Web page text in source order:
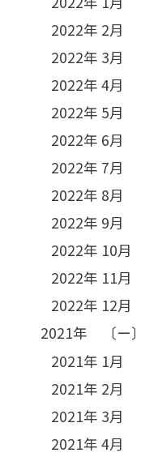
2022年 2月
2022年 3月
2022年 4月
2022年 5月
2022年 6月
2022年 7月
2022年 8月
2022年 9月
2022年 10月
2022年 11月
2022年 12月
2021年 〔ー〕
2021年 1月
2021年 2月
2021年 3月
2021年 4月